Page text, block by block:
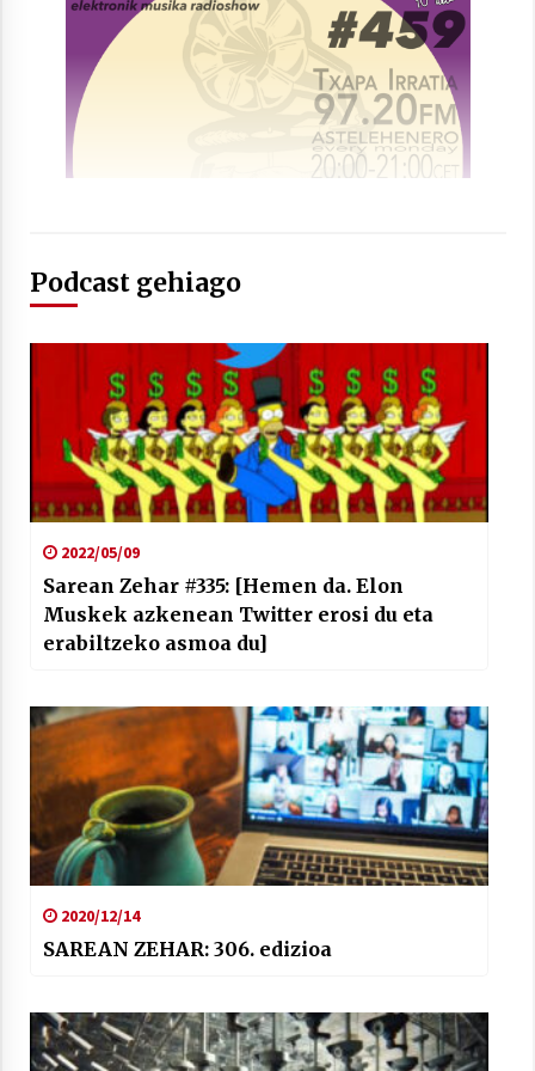
Podcast gehiago
2022/05/09
Sarean Zehar #335: [Hemen da. Elon
Muskek azkenean Twitter erosi du eta
erabiltzeko asmoa du]
2020/12/14
SAREAN ZEHAR: 306. edizioa